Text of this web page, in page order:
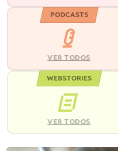
PODCASTS
VER TODOS
WEBSTORIES
VER TODOS